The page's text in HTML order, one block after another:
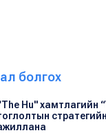
болгох
Hu" хамтлагийн